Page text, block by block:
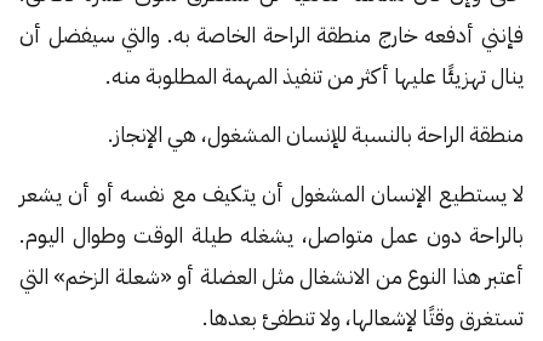
فإنني أدفعه خارج منطقة الراحة الخاصة به. والتي سيفضل أن
ينال تهزيئًا عليها أكثر من تنفيذ المهمة المطلوبة منه.
منطقة الراحة بالنسبة للإنسان المشغول، هي الإنجاز.
لا يستطيع الإنسان المشغول أن يتكيف مع نفسه أو أن يشعر
بالراحة دون عمل متواصل، يشغله طيلة الوقت وطوال اليوم.
أعتبر هذا النوع من الانشغال مثل العضلة أو «شعلة الزخم» التي
تستغرق وقتًا لإشعالها، ولا تنطفئ بعدها.